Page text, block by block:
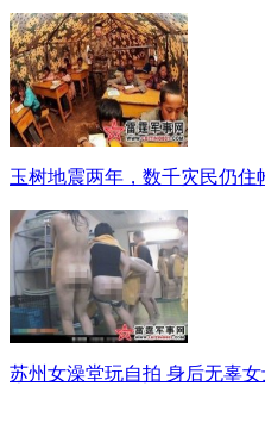
玉树地震两年，数千灾民仍住
苏州女澡堂玩自拍 身后无辜